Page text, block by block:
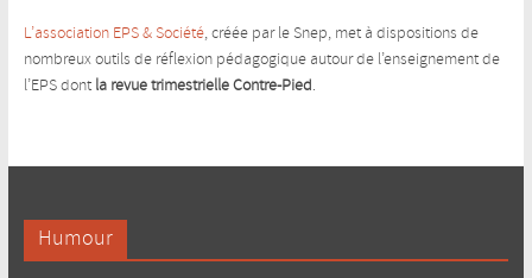
L’association EPS & Société, créée par le Snep, met à dispositions de
nombreux outils de réflexion pédagogique autour de l’enseignement de
l’EPS dont la revue trimestrielle Contre-Pied.
Humour